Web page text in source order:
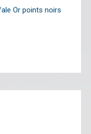
Or points noirs